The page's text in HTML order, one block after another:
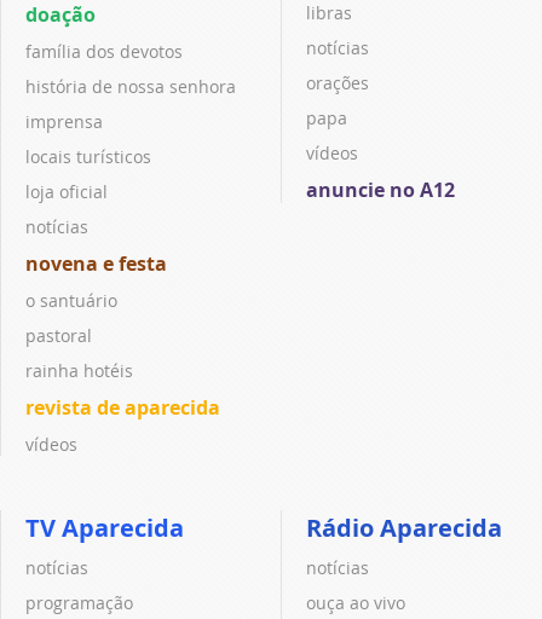
doação
família dos devotos
história de nossa senhora
imprensa
locais turísticos
loja oficial
notícias
novena e festa
o santuário
pastoral
rainha hotéis
revista de aparecida
vídeos
libras
notícias
orações
papa
vídeos
anuncie no A12
TV Aparecida
notícias
programação
Rádio Aparecida
notícias
ouça ao vivo